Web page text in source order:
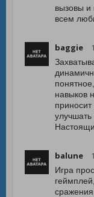
вызовы
всем
baggie
навыков
улучшать
balune
Игра